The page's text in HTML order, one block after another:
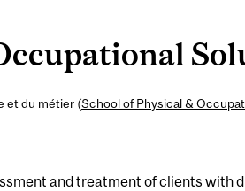
et du métier (School of Physical &
and treatment of clients with